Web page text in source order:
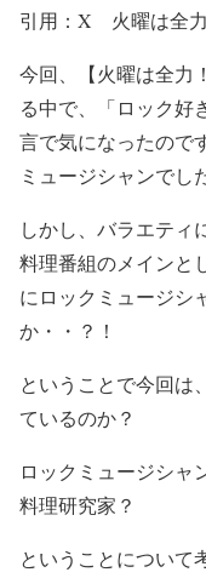
引用：X 火曜は全
今回、 【火曜は全力
る中で、
「ロック好
言で気になったので
ミュージシャンでし
しかし、 バラエティ
料理番組のメインと
にロックミュージシ
か・・？！
ということで今回は
ているのか？
ロックミュージシャ
料理研究家？
ということについて